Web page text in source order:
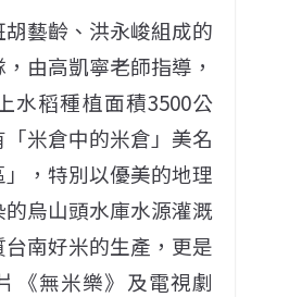
藝齡、洪永峻組成的
，由高凱寧老師指導，
水稻種植面積3500公
米倉中的米倉」美名
，特別以優美的地理
烏山頭水庫水源灌溉
南好米的生產，更是
《無米樂》及電視劇